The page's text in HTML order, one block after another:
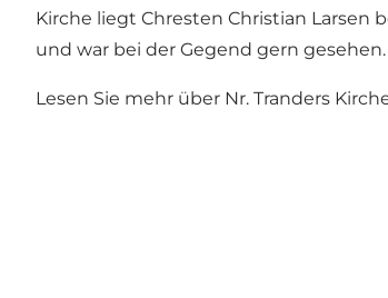
Kirche liegt Chresten Christian Larsen
und war bei der Gegend gern
Lesen Sie mehr über Nr. Tranders